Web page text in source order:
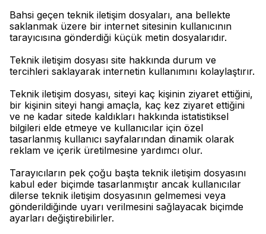
Bahsi geçen teknik iletişim dosyaları, ana bellekte
saklanmak üzere bir internet sitesinin kullanıcının
tarayıcısına gönderdiği küçük metin dosyalarıdır.
Teknik iletişim dosyası site hakkında durum ve
tercihleri saklayarak internetin kullanımını kolaylaştırır.
Teknik iletişim dosyası, siteyi kaç kişinin ziyaret ettiğini,
bir kişinin siteyi hangi amaçla, kaç kez ziyaret ettiğini
ve ne kadar sitede kaldıkları hakkında istatistiksel
bilgileri elde etmeye ve kullanıcılar için özel
tasarlanmış kullanıcı sayfalarından dinamik olarak
reklam ve içerik üretilmesine yardımcı olur.
Tarayıcıların pek çoğu başta teknik iletişim dosyasını
kabul eder biçimde tasarlanmıştır ancak kullanıcılar
dilerse teknik iletişim dosyasının gelmemesi veya
gönderildiğinde uyarı verilmesini sağlayacak biçimde
ayarları değiştirebilirler.